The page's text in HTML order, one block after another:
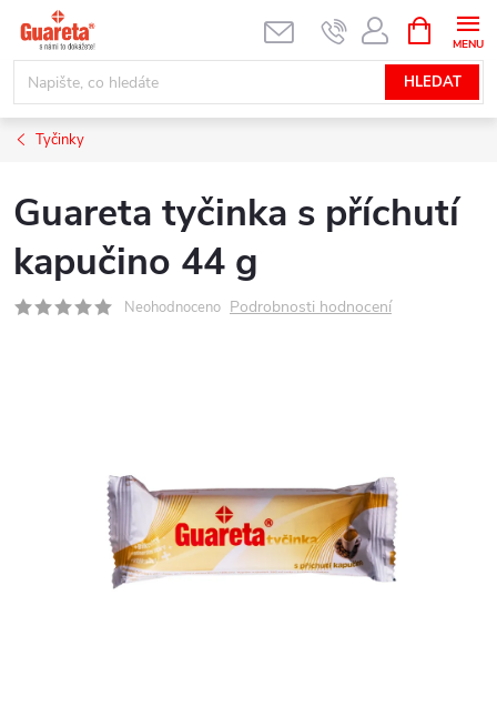
obsah
HLEDAT
NÁKUPNÍ
KOŠÍK
Tyčinky
Guareta tyčinka s příchutí
kapučino 44 g
Neohodnoceno Podrobnosti hodnocení